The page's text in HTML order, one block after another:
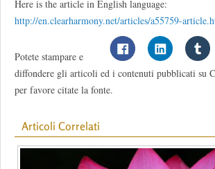
Here is the article in English language:
http://en.clearharmony.net/articles/a55759-
Potete stampare e
diffondere gli articoli ed i contenuti pubblicati su
per favore citate la fonte.
Articoli Correlati